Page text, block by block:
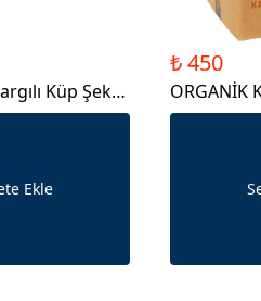
Küp Şeker
Ekle
₺ 450
ORGANİK
(TÜRK